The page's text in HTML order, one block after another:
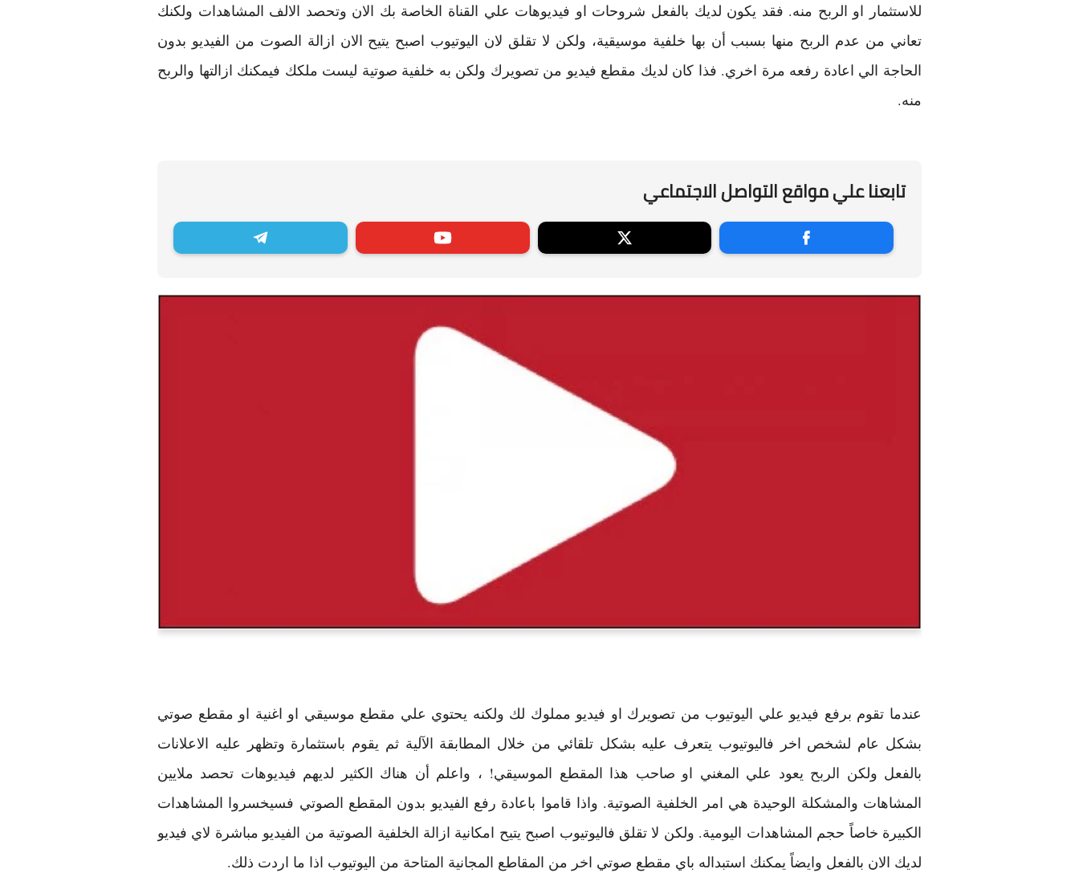
للاستثمار او الربح منه. فقد يكون لديك بالفعل شروحات او فيديوهات علي القناة الخاصة بك الان وتحصد الالف المشاهدات ولكنك
تعاني من عدم الربح منها بسبب أن بها خلفية موسيقية، ولكن لا تقلق لان اليوتيوب اصبح يتيح الان ازالة الصوت من الفيديو بدون
الحاجة الي اعادة رفعه مرة اخري. فذا كان لديك مقطع فيديو من تصويرك ولكن به خلفية صوتية ليست ملكك فيمكنك ازالتها والربح
منه.
تابعنا علي مواقع التواصل الاجتماعي
عندما تقوم برفع فيديو علي اليوتيوب من تصويرك او فيديو مملوك لك ولكنه يحتوي علي مقطع موسيقي او اغنية او مقطع صوتي
بشكل عام لشخص اخر فاليوتيوب يتعرف عليه بشكل تلقائي من خلال المطابقة الآلية ثم يقوم باستثمارة وتظهر عليه الاعلانات
بالفعل ولكن الربح يعود علي المغني او صاحب هذا المقطع الموسيقي! ، واعلم أن هناك الكثير لديهم فيديوهات تحصد ملايين
المشاهات والمشكلة الوحيدة هي امر الخلفية الصوتية. واذا قاموا باعادة رفع الفيديو بدون المقطع الصوتي فسيخسروا المشاهدات
الكبيرة خاصاً حجم المشاهدات اليومية. ولكن لا تقلق فاليوتيوب اصبح يتيح امكانية ازالة الخلفية الصوتية من الفيديو مباشرة لاي فيديو
لديك الان بالفعل وايضاً يمكنك استبداله باي مقطع صوتي اخر من المقاطع المجانية المتاحة من اليوتيوب اذا ما اردت ذلك.